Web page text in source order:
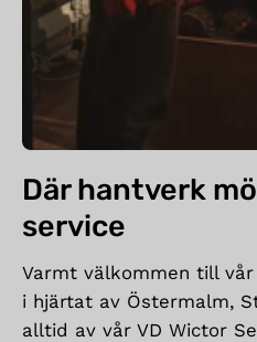
Där hantverk
service
Varmt välkommen till
i hjärtat av Östermalm,
alltid av vår VD Wictor